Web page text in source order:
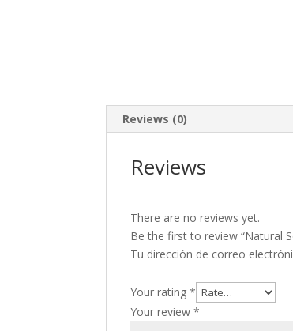
Reviews (0)
Reviews
There are no reviews yet.
Be the first to review “Natural
Tu dirección de correo
Your rating*
Your review*